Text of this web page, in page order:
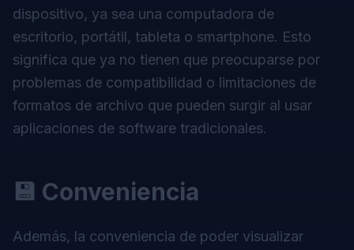
dispositivo, ya sea una computadora de
escritorio, portátil, tableta o smartphone. Esto
significa que ya no tienen que preocuparse por
problemas de compatibilidad o limitaciones de
formatos de archivo que pueden surgir al usar
aplicaciones de software tradicionales.
💾 Conveniencia
Además, la conveniencia de poder visualizar